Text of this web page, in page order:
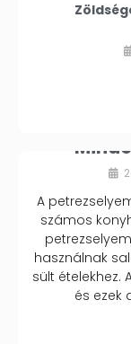
A
számos
használnak
sült ételekhez.
és ezek